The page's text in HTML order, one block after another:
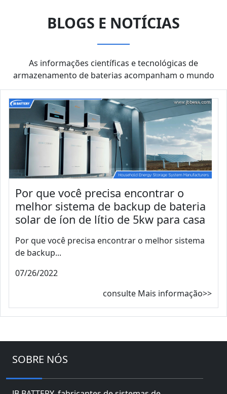
BLOGS E NOTÍCIAS
As informações científicas e tecnológicas de
armazenamento de baterias acompanham o mundo
Por que você precisa encontrar o
melhor sistema de backup de bateria
solar de íon de lítio de 5kw para casa
Por que você precisa encontrar o melhor sistema
de backup...
07/26/2022
consulte Mais informação>>
SOBRE NÓS